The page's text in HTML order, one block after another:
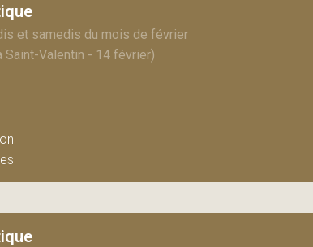
et samedis du mois de février
Saint-Valentin - 14 février)